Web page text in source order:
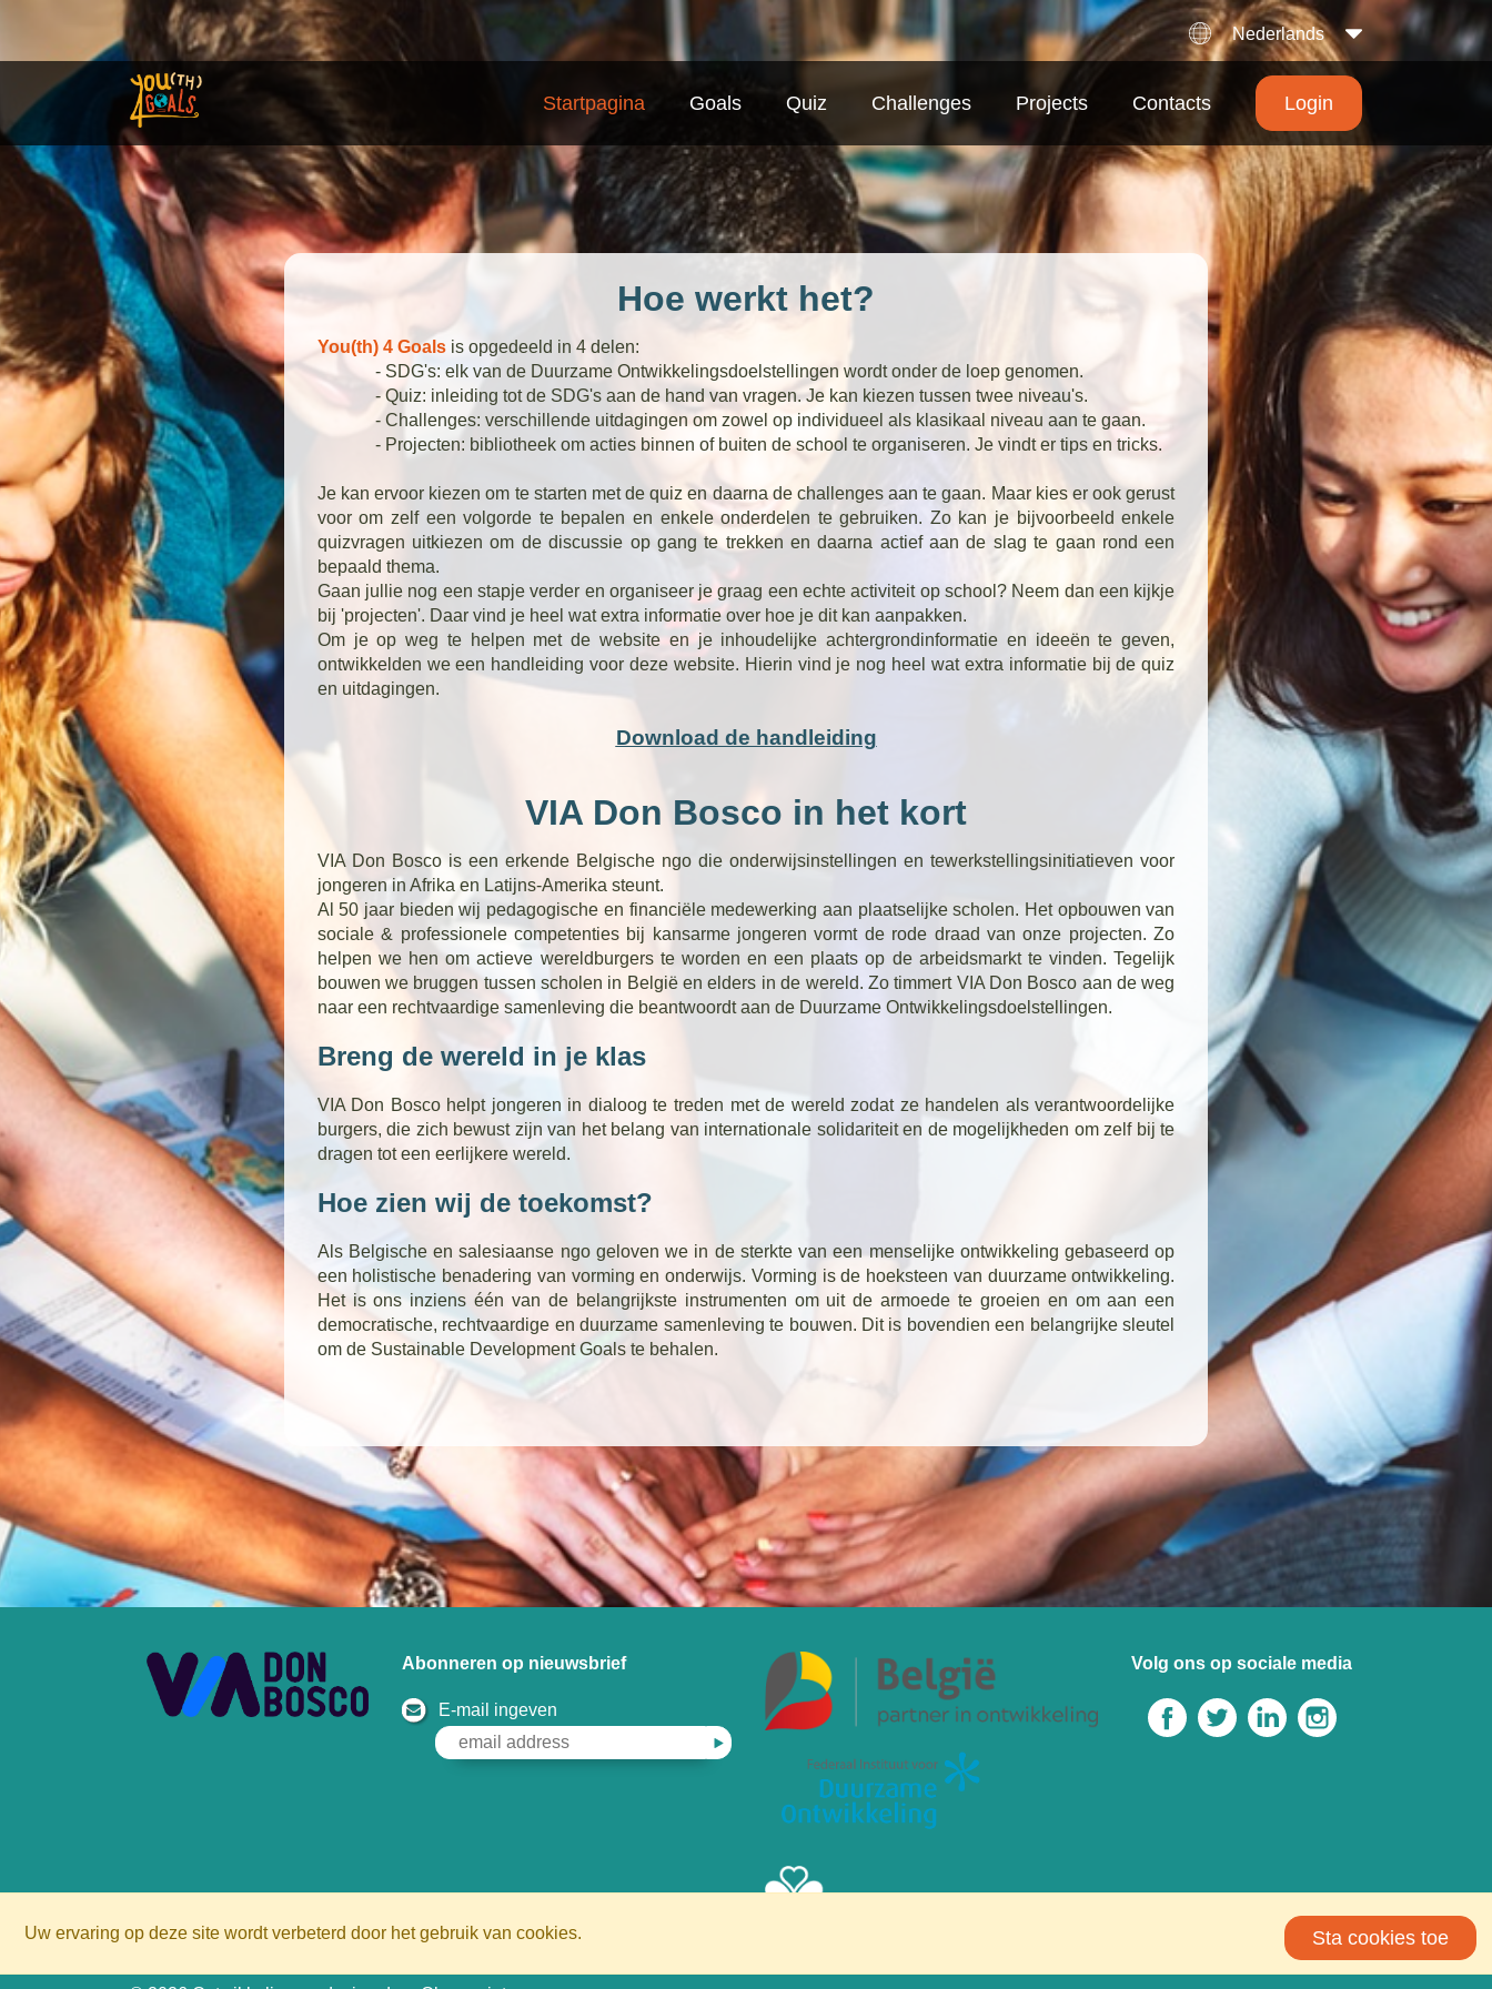
Nederlands
Startpagina Goals Quiz Challenges Projects Contacts Login
Uw ervaring op deze site wordt verbeterd door het gebruik van cookies. Sta cookies toe
Hoe werkt het?
You(th) 4 Goalsis opgedeeld in 4 delen:
- SDG's: elk van de Duurzame Ontwikkelingsdoelstellingen wordt onder de loep genomen.
- Quiz: inleiding tot de SDG's aan de hand van vragen. Je kan kiezen tussen twee niveau's.
- Challenges: verschillende uitdagingen om zowel op individueel als klasikaal niveau aan te gaan.
- Projecten: bibliotheek om acties binnen of buiten de school te organiseren. Je vindt er tips en tricks.
Je kan ervoor kiezen om te starten met de quiz en daarna de challenges aan te gaan. Maar kies er ook gerust
voor om zelf een volgorde te bepalen en enkele onderdelen te gebruiken. Zo kan je bijvoorbeeld enkele
quizvragen uitkiezen om de discussie op gang te trekken en daarna actief aan de slag te gaan rond een
bepaald thema.
Gaan jullie nog een stapje verder en organiseer je graag een echte activiteit op school? Neem dan een kijkje
bij 'projecten'. Daar vind je heel wat extra informatie over hoe je dit kan aanpakken.
Om je op weg te helpen met de website en je inhoudelijke achtergrondinformatie en ideeën te geven,
ontwikkelden we een handleiding voor deze website. Hierin vind je nog heel wat extra informatie bij de quiz
en uitdagingen.
Download de handleiding
VIA Don Bosco in het kort
VIA Don Bosco is een erkende Belgische ngo die onderwijsinstellingen en tewerkstellingsinitiatieven voor
jongeren in Afrika en Latijns-Amerika steunt.
Al 50 jaar bieden wij pedagogische en financiële medewerking aan plaatselijke scholen. Het opbouwen van
sociale & professionele competenties bij kansarme jongeren vormt de rode draad van onze projecten. Zo
helpen we hen om actieve wereldburgers te worden en een plaats op de arbeidsmarkt te vinden. Tegelijk
bouwen we bruggen tussen scholen in België en elders in de wereld. Zo timmert VIA Don Bosco aan de weg
naar een rechtvaardige samenleving die beantwoordt aan de Duurzame Ontwikkelingsdoelstellingen.
Breng de wereld in je klas
VIA Don Bosco helpt jongeren in dialoog te treden met de wereld zodat ze handelen als verantwoordelijke
burgers, die zich bewust zijn van het belang van internationale solidariteit en de mogelijkheden om zelf bij te
dragen tot een eerlijkere wereld.
Hoe zien wij de toekomst?
Als Belgische en salesiaanse ngo geloven we in de sterkte van een menselijke ontwikkeling gebaseerd op
een holistische benadering van vorming en onderwijs. Vorming is de hoeksteen van duurzame ontwikkeling.
Het is ons inziens één van de belangrijkste instrumenten om uit de armoede te groeien en om aan een
democratische, rechtvaardige en duurzame samenleving te bouwen. Dit is bovendien een belangrijke sleutel
om de Sustainable Development Goals te behalen.
Abonneren op nieuwsbrief
E-mail ingeven
Volg ons op sociale media